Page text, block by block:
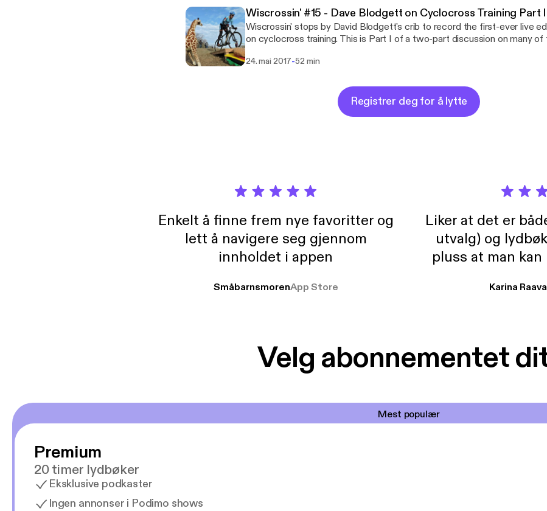
Wiscrossin' #15 - Dave Blodgett on Cyclocross Training Part I
Wiscrossin' stops by David Blodgett's crib to record the first-ever live
on cyclocross training. This is Part I of a two-part discussion on many of
24. mai 2017-52 min
Registrer deg for å lytte
Enkelt å finne frem nye favoritter og
lett å navigere seg gjennom
innholdet i appen
SmåbarnsmorenApp Store
Liker at det er
utvalg) og
pluss at man
Karina Raava
Velg abonnementet
Mest populær
Premium
20 timer lydbøker
Eksklusive podkaster
Ingen annonser i Podimo shows